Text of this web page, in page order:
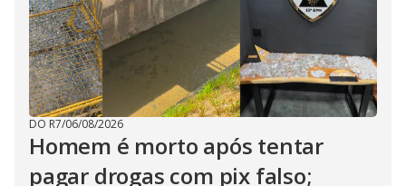
DO R7/06/08/2026
Homem é morto após tentar
pagar drogas com pix falso;